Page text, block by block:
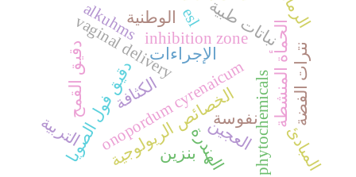
الكثافة
دقيق فول الصويا
vaginal delivery
alkuhms
onopordum cyrenaicumphytochemicals
inhibition zone
دقيق القمح
نباتات طبية
الخصائص الريولوجية
العجينالهندرة
الإجراءات
نفوسة الحمأة المنشطة
المبادئ التربية
الوطنية
بنزين
نترات الفضة
esl